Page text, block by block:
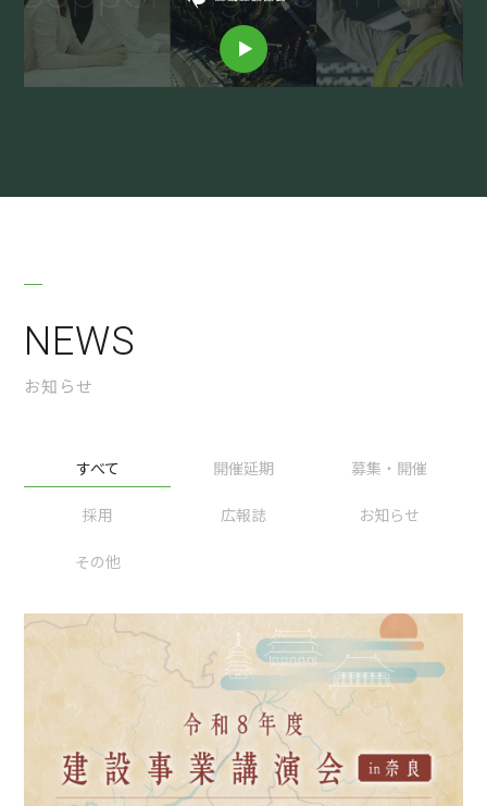
NEWS
お知らせ
すべて 開催延期 募集・開催
採用 広報誌 お知らせ
その他